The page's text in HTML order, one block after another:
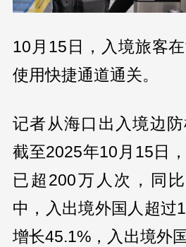
10月15日，入境旅客
使用快捷通道通关。
记者从海口出入境边防
截至2025年10月15日
已超200万人次，同
中，入出境外国人超过
增长45.1%，入出境外